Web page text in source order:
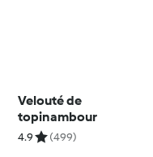
Velouté de
topinambour
4.9 (499)